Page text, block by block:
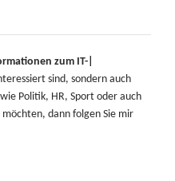
zum IT-|
sind, sondern auch
Politik, HR, Sport oder auch
dann folgen Sie mir